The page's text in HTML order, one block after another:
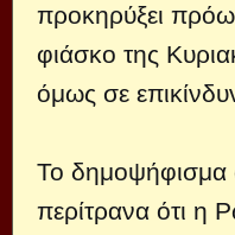
προκηρύξει
φιάσκο της
όμως σε
Το δημοψήφισμα
περίτρανα ότι η